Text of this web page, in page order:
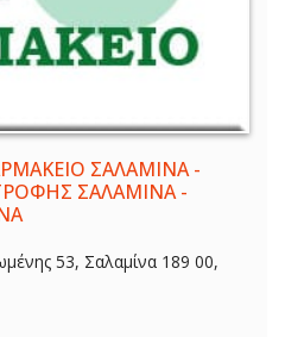
ΣΑΛΑΜΙΝΑ -
ΣΑΛΑΜΙΝΑ -
53, Σαλαμίνα 189 00,